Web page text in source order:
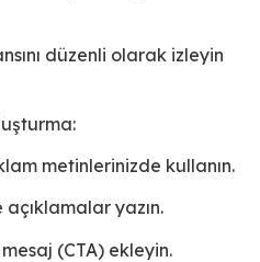
düzenli olarak izleyin
metinlerinizde kullanın.
yazın.
(CTA) ekleyin.